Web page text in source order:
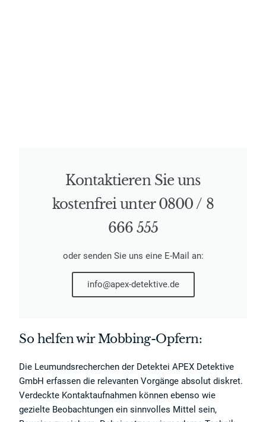
Kontaktieren Sie uns
kostenfrei unter 0800 / 8
666 555
oder senden Sie uns eine E-Mail an:
info@apex-detektive.de
So helfen wir Mobbing-Opfern:
Die Leumundsrecherchen der Detektei APEX Detektive
GmbH erfassen die relevanten Vorgänge absolut diskret.
Verdeckte Kontaktaufnahmen können ebenso wie
gezielte Beobachtungen ein sinnvolles Mittel sein,